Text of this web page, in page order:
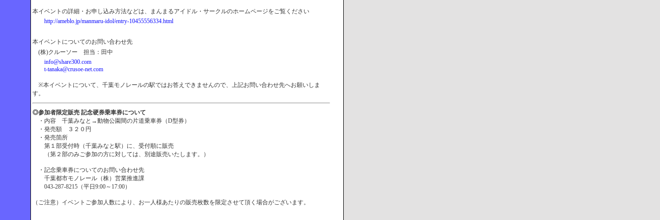
本イベントの詳細・お申し込み方法などは、まんまるアイドル・サークルのホームページをご覧ください
http://ameblo.jp/manmaru-idol/entry-10455556334.html
本イベントについてのお問い合わせ先
(株)クルーソー 担当：田中
info@share300.com
t-tanaka@crusoe-net.com
※本イベントについて、千葉モノレールの駅ではお答えできませんので、上記お問い合わせ先へお願いしま
す。
◎参加者限定販売 記念硬券乗車券について
・内容 千葉みなと→動物公園間の片道乗車券（D型券）
・発売額 ３２０円
・発売箇所
第１部受付時（千葉みなと駅）に、受付順に販売
（第２部のみご参加の方に対しては、別途販売いたします。）
・記念乗車券についてのお問い合わせ先
千葉都市モノレール（株）営業推進課
043-287-8215（平日9:00～17:00）
（ご注意）イベントご参加人数により、お一人様あたりの販売枚数を限定させて頂く場合がございます。